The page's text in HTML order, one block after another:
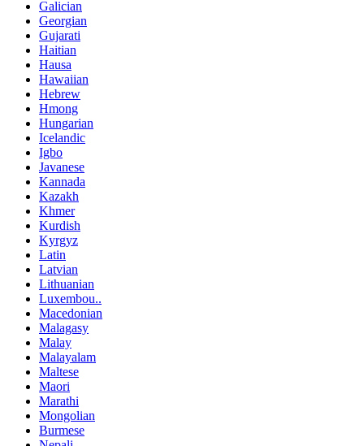
Galician
Georgian
Gujarati
Haitian
Hausa
Hawaiian
Hebrew
Hmong
Hungarian
Icelandic
Igbo
Javanese
Kannada
Kazakh
Khmer
Kurdish
Kyrgyz
Latin
Latvian
Lithuanian
Luxembou..
Macedonian
Malagasy
Malay
Malayalam
Maltese
Maori
Marathi
Mongolian
Burmese